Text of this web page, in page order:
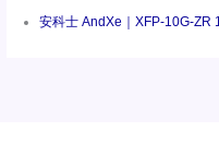
安科士 AndXe｜XFP-10G-ZR